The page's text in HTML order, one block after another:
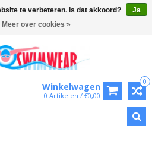
0
Winkelwagen
0 Artikelen / €0,00
te verbeteren. Is dat akkoord?
Ja
Meer over cookies »